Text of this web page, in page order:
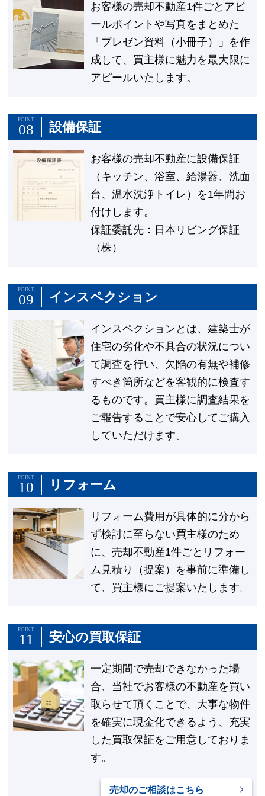
お客様の売却不動産1件ごとアピ
ールポイントや写真をまとめた
「プレゼン資料（小冊子）」を作
成して、買主様に魅力を最大限に
アピールいたします。
POINT
08 設備保証
お客様の売却不動産に設備保証
（キッチン、浴室、給湯器、洗面
台、温水洗浄トイレ）を1年間お
付けします。
保証委託先：日本リビング保証
（株）
POINT
09 インスペクション
インスペクションとは、建築士が
住宅の劣化や不具合の状況につい
て調査を行い、欠陥の有無や補修
すべき箇所などを客観的に検査す
るものです。買主様に調査結果を
ご報告することで安心してご購入
していただけます。
POINT
10 リフォーム
リフォーム費用が具体的に分から
ず検討に至らない買主様のため
に、売却不動産1件ごとリフォー
ム見積り（提案）を事前に準備し
て、買主様にご提案いたします。
POINT
11 安心の買取保証
一定期間で売却できなかった場
合、当社でお客様の不動産を買い
取らせて頂くことで、大事な物件
を確実に現金化できるよう、充実
した買取保証をご用意しておりま
す。
売却のご相談はこちら